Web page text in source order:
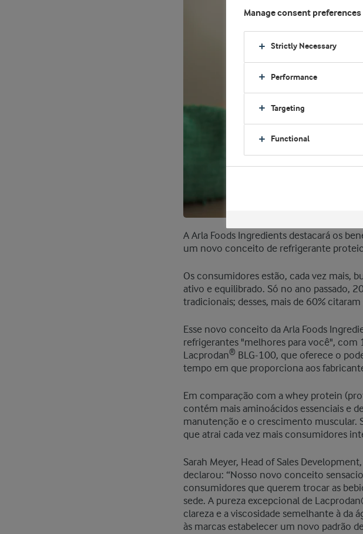
A Arla Foods Ingredients destacará os
um novo conceito de refrigerante
Os consumidores estão, cada vez mais,
ativo e equilibrado. Só no ano passado,
tradicionais; desses, mais de 60%
Esse novo conceito da Arla Foods
refrigerantes "melhores para você",
Lacprodan® BLG-100, que oferece o
tempo em que proporciona aos
Em comparação com a whey protein
contém mais aminoácidos essenciais e
manutenção e o crescimento muscular.
que atrai cada vez mais consumidores
Sarah Meyer, Head of Sales
declarou: “Nosso novo conceito
consumidores que querem trocar as
sede. A pureza excepcional de
clareza e a viscosidade semelhante à da
às marcas estabelecer um novo padrão
Manage consent preferences
Strictly Necessary
Performance
Targeting
Functional